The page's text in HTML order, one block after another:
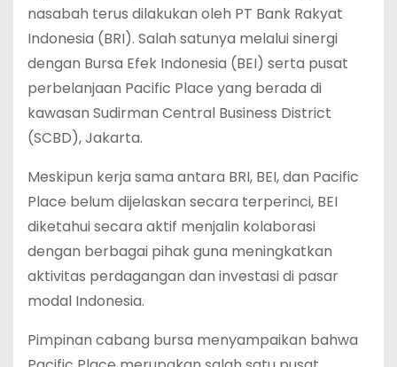
nasabah terus dilakukan oleh PT Bank Rakyat
Indonesia (BRI). Salah satunya melalui sinergi
dengan Bursa Efek Indonesia (BEI) serta pusat
perbelanjaan Pacific Place yang berada di
kawasan Sudirman Central Business District
(SCBD), Jakarta.
Meskipun kerja sama antara BRI, BEI, dan Pacific
Place belum dijelaskan secara terperinci, BEI
diketahui secara aktif menjalin kolaborasi
dengan berbagai pihak guna meningkatkan
aktivitas perdagangan dan investasi di pasar
modal Indonesia.
Pimpinan cabang bursa menyampaikan bahwa